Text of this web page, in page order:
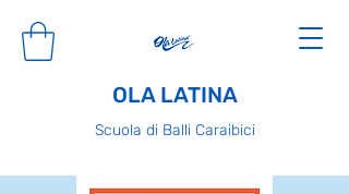
OLA LATINA
Scuola di Balli Caraibici